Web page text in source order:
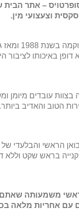
– אתר הבית
וצעצועי מין.
הוקמה
דופן באיכותו לציבור
בצוות עובדים מיומן
הטוב והאדיב ביותר.
הראשי והבלעדי
בראש שקט וללא
משמעותה
עם אחריות מלאה